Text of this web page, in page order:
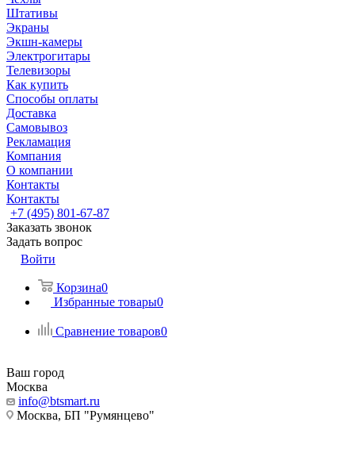
Штативы
Экраны
Экшн-камеры
Электрогитары
Телевизоры
Как купить
Способы оплаты
Доставка
Самовывоз
Рекламация
Компания
О компании
Контакты
Контакты
+7 (495) 801-67-87
Заказать звонок
Задать вопрос
Войти
Корзина0
Избранные товары0
Сравнение товаров0
Ваш город
Москва
info@btsmart.ru
Москва, БП "Румянцево"